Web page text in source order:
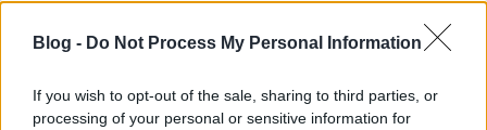
Blog - Do Not Process My Personal Information
If you wish to opt-out of the sale, sharing to third parties, or
processing of your personal or sensitive information for